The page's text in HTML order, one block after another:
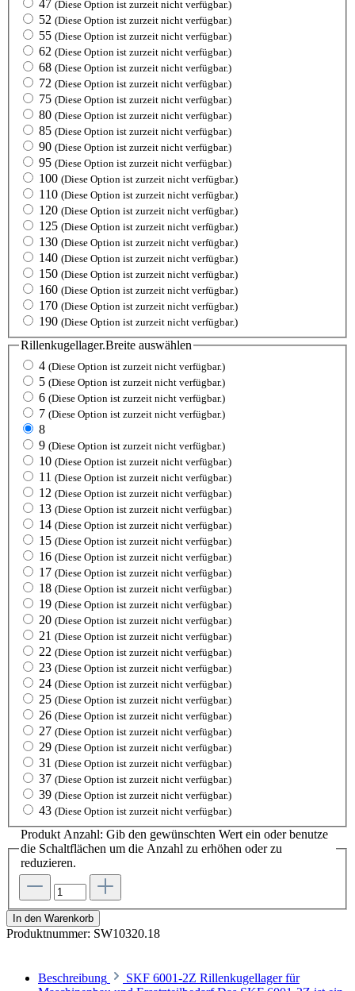
47 (Diese Option ist zurzeit nicht verfügbar.)
52 (Diese Option ist zurzeit nicht verfügbar.)
55 (Diese Option ist zurzeit nicht verfügbar.)
62 (Diese Option ist zurzeit nicht verfügbar.)
68 (Diese Option ist zurzeit nicht verfügbar.)
72 (Diese Option ist zurzeit nicht verfügbar.)
75 (Diese Option ist zurzeit nicht verfügbar.)
80 (Diese Option ist zurzeit nicht verfügbar.)
85 (Diese Option ist zurzeit nicht verfügbar.)
90 (Diese Option ist zurzeit nicht verfügbar.)
95 (Diese Option ist zurzeit nicht verfügbar.)
100 (Diese Option ist zurzeit nicht verfügbar.)
110 (Diese Option ist zurzeit nicht verfügbar.)
120 (Diese Option ist zurzeit nicht verfügbar.)
125 (Diese Option ist zurzeit nicht verfügbar.)
130 (Diese Option ist zurzeit nicht verfügbar.)
140 (Diese Option ist zurzeit nicht verfügbar.)
150 (Diese Option ist zurzeit nicht verfügbar.)
160 (Diese Option ist zurzeit nicht verfügbar.)
170 (Diese Option ist zurzeit nicht verfügbar.)
190 (Diese Option ist zurzeit nicht verfügbar.)
Rillenkugellager.Breite auswählen
4 (Diese Option ist zurzeit nicht verfügbar.)
5 (Diese Option ist zurzeit nicht verfügbar.)
6 (Diese Option ist zurzeit nicht verfügbar.)
7 (Diese Option ist zurzeit nicht verfügbar.)
8
9 (Diese Option ist zurzeit nicht verfügbar.)
10 (Diese Option ist zurzeit nicht verfügbar.)
11 (Diese Option ist zurzeit nicht verfügbar.)
12 (Diese Option ist zurzeit nicht verfügbar.)
13 (Diese Option ist zurzeit nicht verfügbar.)
14 (Diese Option ist zurzeit nicht verfügbar.)
15 (Diese Option ist zurzeit nicht verfügbar.)
16 (Diese Option ist zurzeit nicht verfügbar.)
17 (Diese Option ist zurzeit nicht verfügbar.)
18 (Diese Option ist zurzeit nicht verfügbar.)
19 (Diese Option ist zurzeit nicht verfügbar.)
20 (Diese Option ist zurzeit nicht verfügbar.)
21 (Diese Option ist zurzeit nicht verfügbar.)
22 (Diese Option ist zurzeit nicht verfügbar.)
23 (Diese Option ist zurzeit nicht verfügbar.)
24 (Diese Option ist zurzeit nicht verfügbar.)
25 (Diese Option ist zurzeit nicht verfügbar.)
26 (Diese Option ist zurzeit nicht verfügbar.)
27 (Diese Option ist zurzeit nicht verfügbar.)
29 (Diese Option ist zurzeit nicht verfügbar.)
31 (Diese Option ist zurzeit nicht verfügbar.)
37 (Diese Option ist zurzeit nicht verfügbar.)
39 (Diese Option ist zurzeit nicht verfügbar.)
43 (Diese Option ist zurzeit nicht verfügbar.)
Produkt Anzahl: Gib den gewünschten Wert ein oder benutze
die Schaltflächen um die Anzahl zu erhöhen oder zu
reduzieren.
In den Warenkorb
Produktnummer: SW10320.18
Beschreibung
SKF 6001-2Z Rillenkugellager für